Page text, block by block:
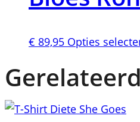
€ 89,95 Opties